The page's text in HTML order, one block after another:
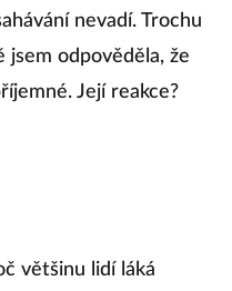
nevadí. Trochu
jsem odpověděla, že
Její reakce?
většinu lidí láká